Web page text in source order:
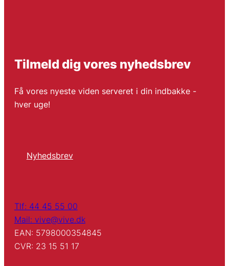
Tilmeld dig vores nyhedsbrev
Få vores nyeste viden serveret i din indbakke -
hver uge!
Nyhedsbrev
Tlf: 44 45 55 00
Mail: vive@vive.dk
EAN: 5798000354845
CVR: 23 15 51 17